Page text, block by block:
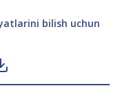
bilish uchun